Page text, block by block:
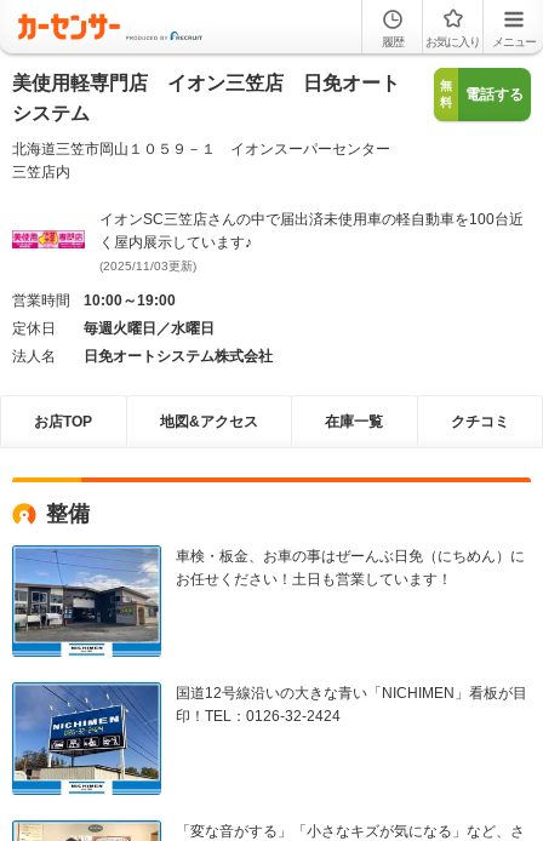
履歴 お気に入り メニュー
美使用軽専門店 イオン三笠店 日免オート
システム
北海道三笠市岡山１０５９－１ イオンスーパーセンター
三笠店内
無
料
電話する
イオンSC三笠店さんの中で届出済未使用車の軽自動車を100台近
く屋内展示しています♪
(2025/11/03更新)
営業時間
10:00～19:00
定休日
毎週火曜日／水曜日
法人名
日免オートシステム株式会社
お店TOP 地図&アクセス 在庫一覧 クチコミ
整備
車検・板金、お車の事はぜーんぶ日免（にちめん）に
お任せください！土日も営業しています！
国道12号線沿いの大きな青い「NICHIMEN」看板が目
印！TEL：0126-32-2424
「変な音がする」「小さなキズが気になる」など、さ